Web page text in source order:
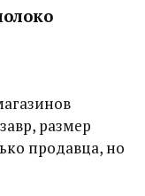
размер
продавца, но